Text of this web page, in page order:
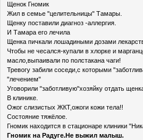
Щенок Гномик
Жил в семье "целительницы" Тамары.
Щенку поставили диагноз -аллергия.
И Тамара его лечила
Щенка пичкали лошадиными дозами
Чтобы не чесался-купали в хлорке и
масло,выпаивали по полстакана чаги!
Тревогу забили соседи,с которыми
"лечением"
Уговорили "заботливую"хозяйку отдать
В клинике.
Ожог слизистых ЖКТ,ожоги кожи тела!!
Состояние тяжёлое.
Гномик находится в стационаре клиники
Гномик на Радуге.Не выжил малыш.